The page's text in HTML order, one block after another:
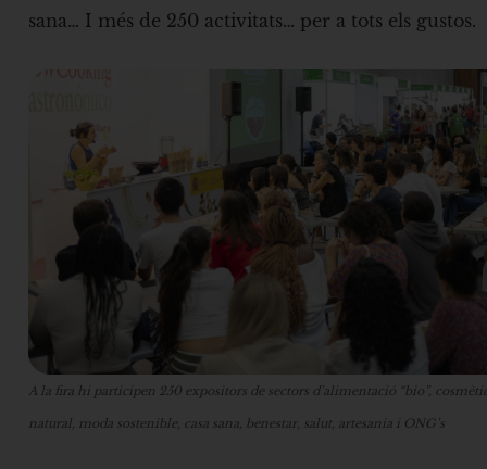
sana… I més de 250 activitats… per a tots els gustos.
A la fira hi participen 250 expositors de sectors d’alimentació “bio”,
natural, moda sostenible, casa sana, benestar, salut, artesania i ONG’s